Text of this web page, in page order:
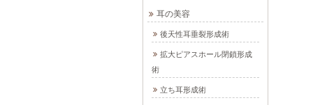
耳の美容
後天性耳垂裂形成術
拡大ピアスホール閉鎖形成
術
立ち耳形成術